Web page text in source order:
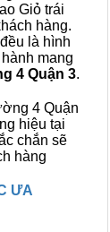
Giỏ trái
hàng.
là hình
mang
4 Quận 3.
4 Quận
hiệu tại
chắn sẽ
hàng
ƯA